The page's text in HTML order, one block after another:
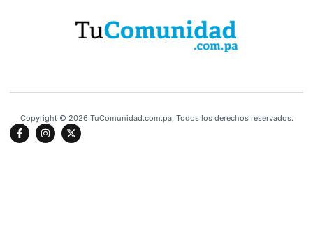
Copyright © 2026 TuComunidad.com.pa, Todos los derechos reservados.